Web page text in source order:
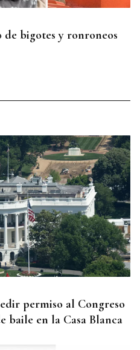
bigotes y ronroneos
para recuperar el
permiso al Congreso
baile en la Casa Blanca